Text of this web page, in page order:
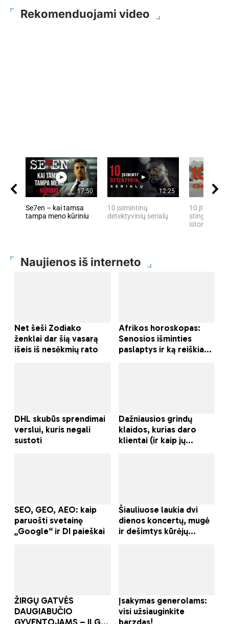
Rekomenduojami video
17:50
Se7en – kai tamsa
tampa meno kūriniu
12:25
10 įsimintinų
detektyvinių serialų
10 įtemptų,
stingdančių
istorijų
Naujienos iš interneto